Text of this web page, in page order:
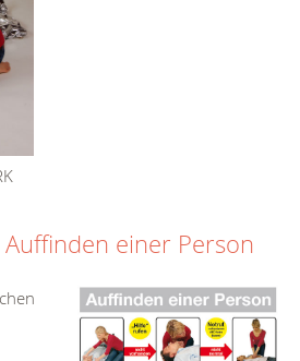
einer Person